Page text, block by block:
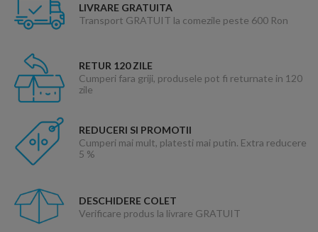
LIVRARE GRATUITA
Transport GRATUIT la comezile peste 600 Ron
RETUR 120 ZILE
Cumperi fara griji, produsele pot fi returnate in 120
zile
REDUCERI SI PROMOTII
Cumperi mai mult, platesti mai putin. Extra reducere
5 %
DESCHIDERE COLET
Verificare produs la livrare GRATUIT